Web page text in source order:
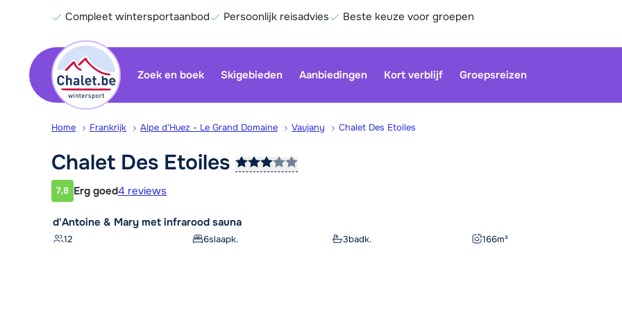
Compleet wintersportaanbod Persoonlijk reisadvies Beste keuze voor groepen
Zoek en boek Skigebieden Aanbiedingen Kort verblijf Groepsreizen
Home Frankrijk Alpe d'Huez - Le Grand Domaine Vaujany Chalet Des Etoiles
Chalet Des Etoiles
Klantwaardering
7,8 Erg goed4 reviews
d'Antoine & Mary met infrarood sauna
12 6slaapk. 3badk. 166m²